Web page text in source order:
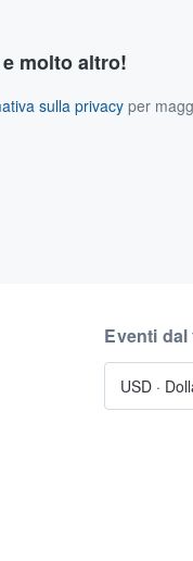
molto altro!
sulla privacyper
Eventi
USD ·